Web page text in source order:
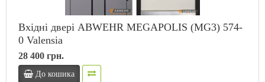
Вхідні двері ABWEHR MEGAPOLIS (MG3) 574-
0 Valensia
28 400 грн.
До кошика